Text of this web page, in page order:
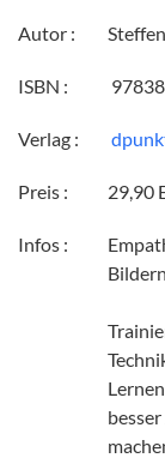
Autor :
ISBN :
Verlag :
Preis : 29,90
Infos :
Bildern